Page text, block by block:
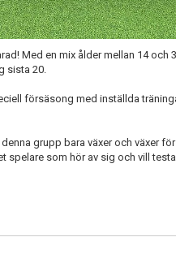
Med en mix ålder mellan 14 och
sista 20.
försäsong med inställda
grupp bara växer och växer
spelare som hör av sig och vill